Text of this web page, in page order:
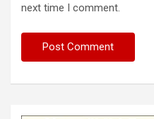
next time I comment.